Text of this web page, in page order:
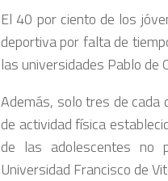
El 40 por ciento de los
deportiva por falta de
las universidades Pablo de
Además, solo tres de cada
de actividad física
de las adolescentes no
Universidad Francisco de